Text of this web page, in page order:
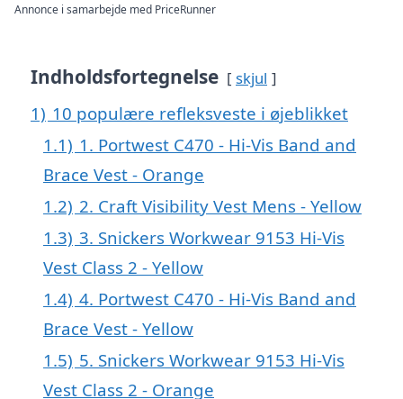
Annonce i samarbejde med PriceRunner
Indholdsfortegnelse skjul
1) 10 populære refleksveste i øjeblikket
1.1) 1. Portwest C470 - Hi-Vis Band and
Brace Vest - Orange
1.2) 2. Craft Visibility Vest Mens - Yellow
1.3) 3. Snickers Workwear 9153 Hi-Vis
Vest Class 2 - Yellow
1.4) 4. Portwest C470 - Hi-Vis Band and
Brace Vest - Yellow
1.5) 5. Snickers Workwear 9153 Hi-Vis
Vest Class 2 - Orange